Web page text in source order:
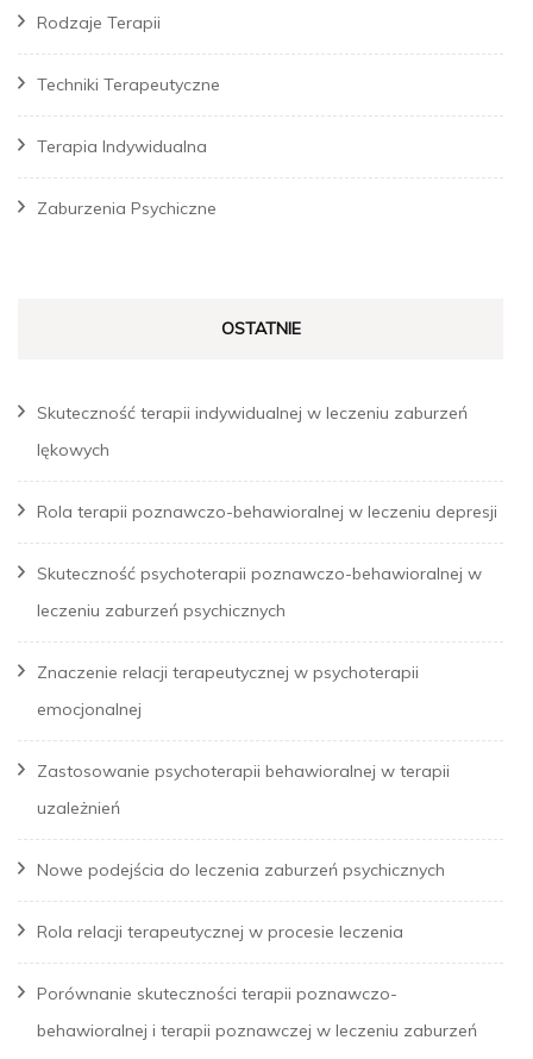
Rodzaje Terapii
Techniki Terapeutyczne
Terapia Indywidualna
Zaburzenia Psychiczne
OSTATNIE
Skuteczność terapii indywidualnej w leczeniu zaburzeń
lękowych
Rola terapii poznawczo-behawioralnej w leczeniu depresji
Skuteczność psychoterapii poznawczo-behawioralnej w
leczeniu zaburzeń psychicznych
Znaczenie relacji terapeutycznej w psychoterapii
emocjonalnej
Zastosowanie psychoterapii behawioralnej w terapii
uzależnień
Nowe podejścia do leczenia zaburzeń psychicznych
Rola relacji terapeutycznej w procesie leczenia
Porównanie skuteczności terapii poznawczo-
behawioralnej i terapii poznawczej w leczeniu zaburzeń